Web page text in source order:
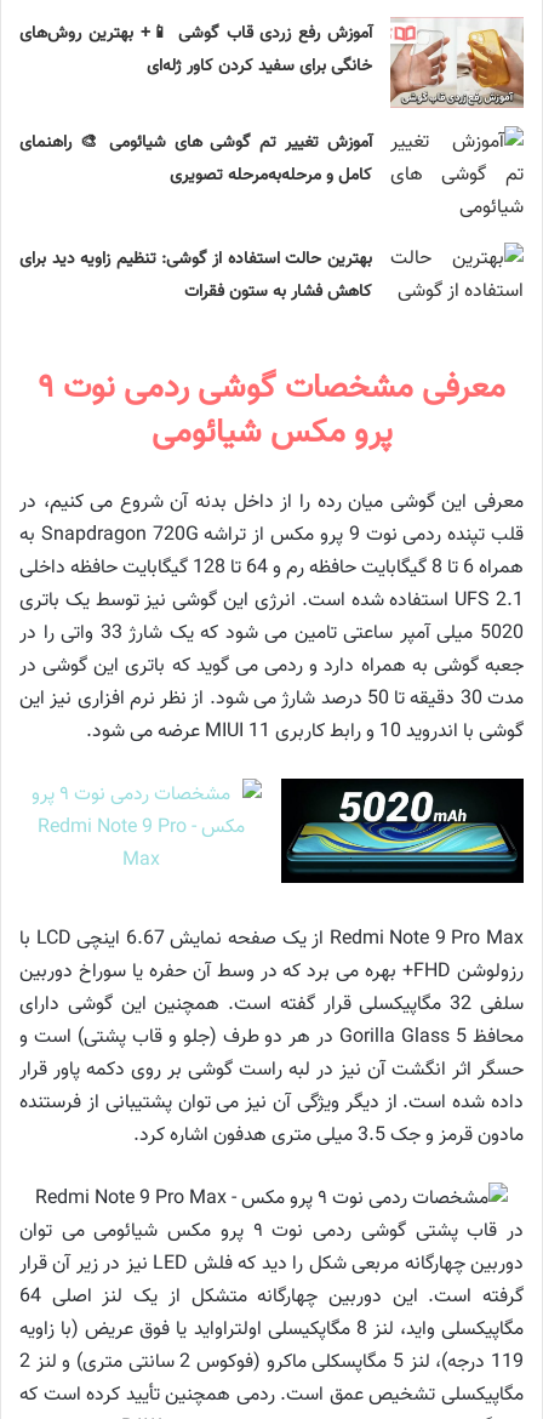
آموزش رفع زردی قاب گوشی 📱+ بهترین روش‌های
خانگی برای سفید کردن کاور ژله‌ای
آموزش تغییر تم گوشی های شیائومی 🎨 راهنمای
کامل و مرحله‌به‌مرحله تصویری
بهترین حالت استفاده از گوشی: تنظیم زاویه دید برای
کاهش فشار به ستون فقرات
معرفی مشخصات گوشی ردمی نوت ۹
پرو مکس شیائومی
معرفی این گوشی میان رده را از داخل بدنه آن شروع می کنیم، در
قلب تپنده ردمی نوت 9 پرو مکس از تراشه Snapdragon 720G به
همراه 6 تا 8 گیگابایت حافظه رم و 64 تا 128 گیگابایت حافظه داخلی
UFS 2.1 استفاده شده است. انرژی این گوشی نیز توسط یک باتری
5020 میلی آمپر ساعتی تامین می شود که یک شارژ 33 واتی را در
جعبه گوشی به همراه دارد و ردمی می گوید که باتری این گوشی در
مدت 30 دقیقه تا 50 درصد شارژ می شود. از نظر نرم افزاری نیز این
گوشی با اندروید 10 و رابط کاربری MIUI 11 عرضه می شود.
Redmi Note 9 Pro Max از یک صفحه نمایش 6.67 اینچی LCD با
رزولوشن FHD+ بهره می برد که در وسط آن حفره یا سوراخ دوربین
سلفی 32 مگاپیکسلی قرار گفته است. همچنین این گوشی دارای
محافظ Gorilla Glass 5 در هر دو طرف (جلو و قاب پشتی) است و
حسگر اثر انگشت آن نیز در لبه راست گوشی بر روی دکمه پاور قرار
داده شده است. از دیگر ویژگی آن نیز می توان پشتیبانی از فرستنده
مادون قرمز و جک 3.5 میلی متری هدفون اشاره کرد.
در قاب پشتی گوشی ردمی نوت ۹ پرو مکس شیائومی می توان
دوربین چهارگانه مربعی شکل را دید که فلش LED نیز در زیر آن قرار
گرفته است. این دوربین چهارگانه متشکل از یک لنز اصلی 64
مگاپیکسلی واید، لنز 8 مگاپکیسلی اولتراواید یا فوق عریض (با زاویه
119 درجه)، لنز 5 مگاپسکلی ماکرو (فوکوس 2 سانتی متری) و لنز 2
مگاپیکسلی تشخیص عمق است. ردمی همچنین تأیید کرده است که